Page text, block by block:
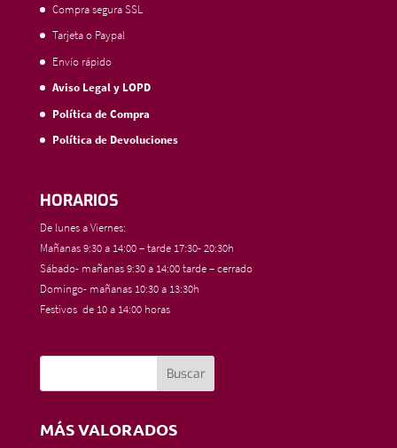
Compra segura SSL
Tarjeta o Paypal
Envío rápido
Aviso Legal y LOPD
Política de Compra
Política de Devoluciones
HORARIOS
De lunes a Viernes:
Mañanas 9:30 a 14:00 – tarde 17:30- 20:30h
Sábado- mañanas 9:30 a 14:00 tarde – cerrado
Domingo- mañanas 10:30 a 13:30h
Festivos de 10 a 14:00 horas
MÁS VALORADOS